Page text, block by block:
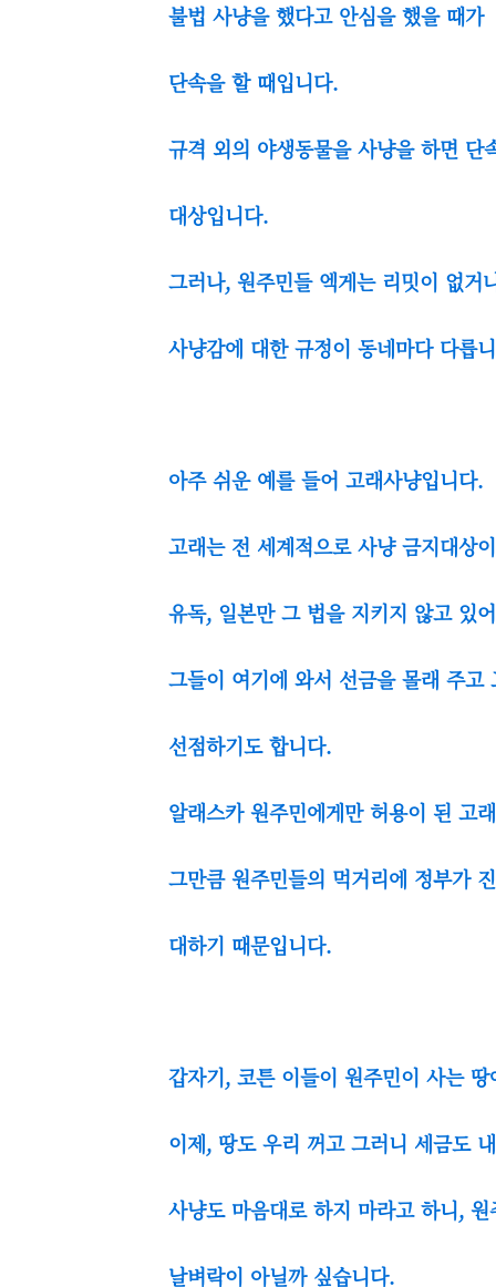
불법 사냥을 했다고 안심을 했을 때가
단속을 할 때입니다.
규격 외의 야생동물을 사냥을 하면 단
대상입니다.
그러나, 원주민들 엑게는 리밋이 없거
사냥감에 대한 규정이 동네마다 다릅
아주 쉬운 예를 들어 고래사냥입니다.
고래는 전 세계적으로 사냥 금지대상
유독, 일본만 그 법을 지키지 않고 있어
그들이 여기에 와서 선금을 몰래 주고
선점하기도 합니다.
알래스카 원주민에게만 허용이 된 고
그만큼 원주민들의 먹거리에 정부가
대하기 때문입니다.
갑자기, 코튼 이들이 원주민이 사는 땅
이제, 땅도 우리 꺼고 그러니 세금도
사냥도 마음대로 하지 마라고 하니,
날벼락이 아닐까 싶습니다.